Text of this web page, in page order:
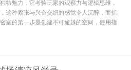
特魅力，它考验玩家的观察力与逻辑思维，
这种紧张与兴奋交织的感觉令人沉醉，而指
室的第一步是创建不可逾越的空间，使用指